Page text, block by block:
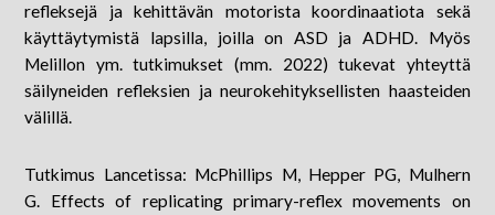
refleksejä ja kehittävän motorista koordinaatiota sekä
käyttäytymistä lapsilla, joilla on ASD ja ADHD. Myös
Melillon ym. tutkimukset (mm. 2022) tukevat yhteyttä
säilyneiden refleksien ja neurokehityksellisten haasteiden
välillä.
Tutkimus Lancetissa: McPhillips M, Hepper PG, Mulhern
G. Effects of replicating primary-reflex movements on